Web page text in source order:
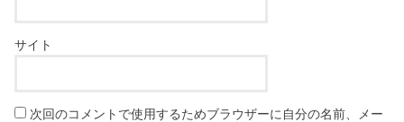
サイト
次回のコメントで使用するためブラウザーに自分の名前、メー